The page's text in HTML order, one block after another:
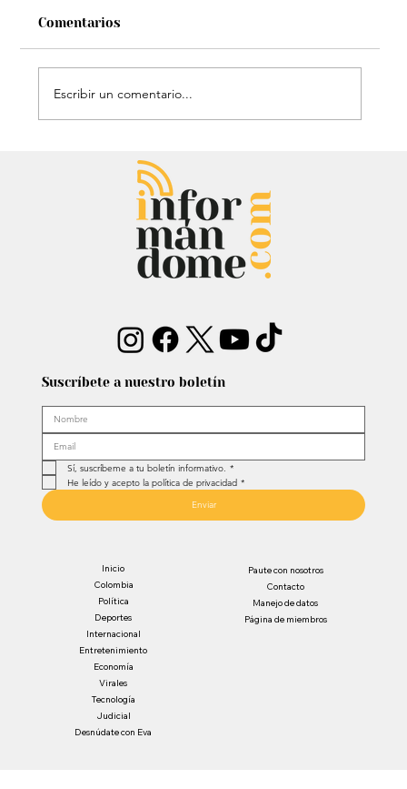
Estatua de John Lennon, que era de
Carlos Lehder, regresó al Quindío y
reabrió debate sobre memoria y
narcotráfico
Comentarios
Escribir un comentario...
Suscríbete a nuestro boletín
Sí, suscríbeme a tu boletín informativo. *
He leído y acepto la política de privacidad *
Enviar
Inicio
Colombia
Política
Deportes
Internacional
Entretenimiento
Economía
Virales
Tecnología
Judicial
Desnúdate con Eva
Paute con nosotros
Contacto
Manejo de datos
Página de miembros